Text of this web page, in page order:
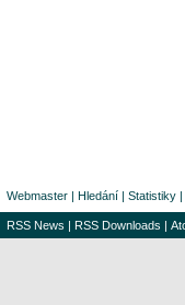
Webmaster | Hledání | Statistiky |
RSS News | RSS Downloads |